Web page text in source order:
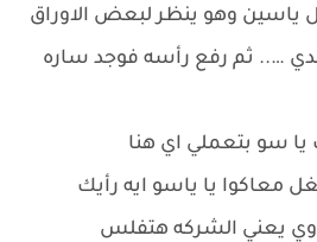
ياسين وهو ينظر لبعض الاوراق
….. ثم رفع رأسه فوجد ساره
سو بتعملي اي هنا
معاكوا يا ياسو ايه رأيك
يعني الشركه هتفلس